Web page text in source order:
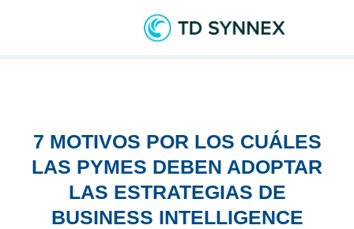
7 MOTIVOS POR LOS CUÁLES
LAS PYMES DEBEN ADOPTAR
LAS ESTRATEGIAS DE
BUSINESS INTELLIGENCE